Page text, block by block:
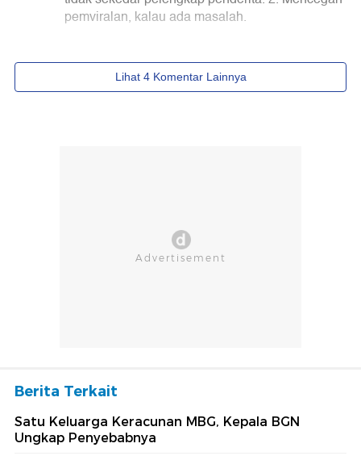
Berita Terkait
Satu Keluarga Keracunan MBG, Kepala BGN
Ungkap Penyebabnya